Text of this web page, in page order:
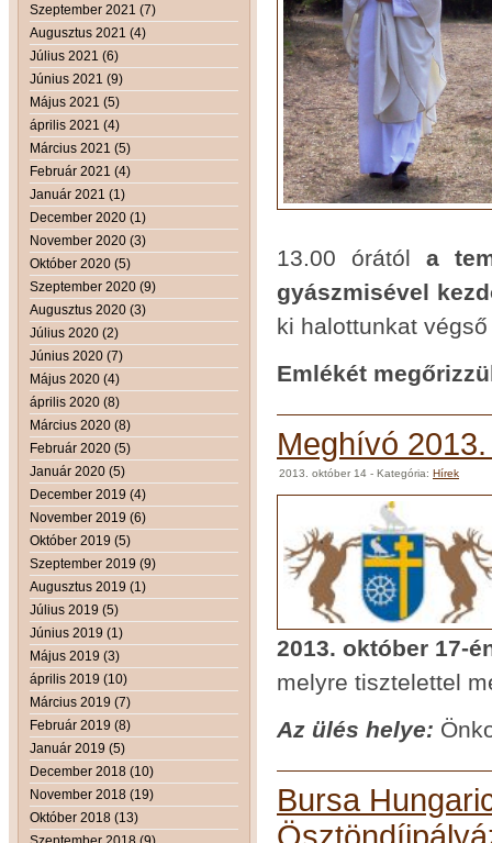
Szeptember 2021 (7)
Augusztus 2021 (4)
Július 2021 (6)
Június 2021 (9)
Május 2021 (5)
április 2021 (4)
Március 2021 (5)
Február 2021 (4)
Január 2021 (1)
December 2020 (1)
November 2020 (3)
Október 2020 (5)
Szeptember 2020 (9)
Augusztus 2020 (3)
Július 2020 (2)
Június 2020 (7)
Május 2020 (4)
április 2020 (8)
Március 2020 (8)
Február 2020 (5)
Január 2020 (5)
December 2019 (4)
November 2019 (6)
Október 2019 (5)
Szeptember 2019 (9)
Augusztus 2019 (1)
Július 2019 (5)
Június 2019 (1)
Május 2019 (3)
április 2019 (10)
Március 2019 (7)
Február 2019 (8)
Január 2019 (5)
December 2018 (10)
November 2018 (19)
Október 2018 (13)
13.00 órátóla
gyászmisével
ki halottunkat
Emlékét
Meghívó
2013. október 14 - Kategória: Hírek
2013. október 17-
melyre tisztelettel
Az ülés helye:
Bursa